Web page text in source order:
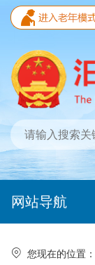
网站导航
您现在的位置：